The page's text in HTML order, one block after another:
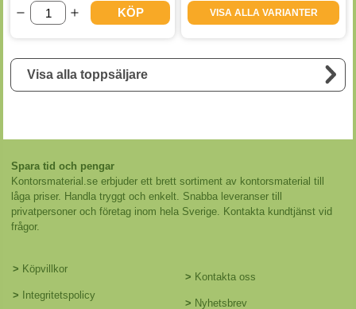
KÖP VISA ALLA VARIANTER
Visa alla toppsäljare
Spara tid och pengar
Kontorsmaterial.se erbjuder ett brett sortiment av kontorsmaterial till
låga priser. Handla tryggt och enkelt. Snabba leveranser till
privatpersoner och företag inom hela Sverige. Kontakta kundtjänst vid
frågor.
> Köpvillkor
> Integritetspolicy
> Kontakta oss
> Nyhetsbrev